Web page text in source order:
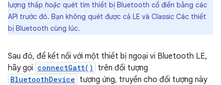
lượng thấp hoặc quét tìm thiết bị Bluetooth cổ điển bằng các
API trước đó. Bạn không quét được cả LE và Classic Các thiết
bị Bluetooth cùng lúc.
Sau đó, để kết nối với một thiết bị ngoại vi Bluetooth LE,
hãy gọi connectGatt() trên đối tượng
BluetoothDevice tương ứng, truyền cho đối tượng này